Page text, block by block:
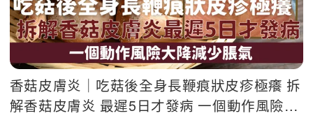
香菇皮膚炎｜吃菇後全身長鞭痕狀皮疹極癢 拆
解香菇皮膚炎 最遲5日才發病 一個動作風險大